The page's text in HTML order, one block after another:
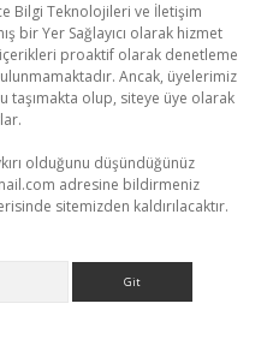
Bilgi Teknolojileri ve İletişim
bir Yer Sağlayıcı olarak hizmet
proaktif olarak denetleme
Ancak, üyelerimiz
taşımakta olup, siteye üye olarak
olduğunu düşündüğünüz
adresine bildirmeniz
sitemizden kaldırılacaktır.